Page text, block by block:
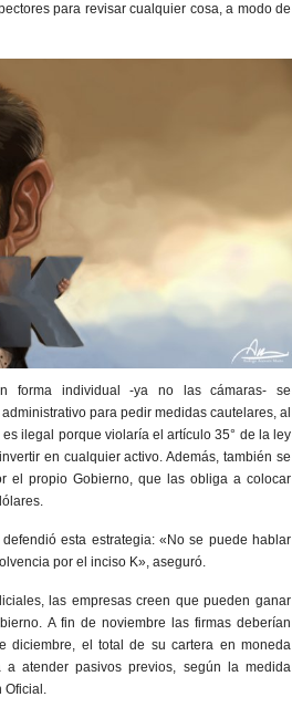
para revisar cualquier cosa, a modo de
forma individual -ya no las cámaras- se
para pedir medidas cautelares, al
ilegal porque violaría el artículo 35° de la ley
en cualquier activo. Además, también se
el propio Gobierno, que las obliga a colocar
esta estrategia: «No se puede hablar
por el inciso K», aseguró.
las empresas creen que pueden ganar
A fin de noviembre las firmas deberían
el total de su cartera en moneda
a atender pasivos previos, según la medida
Oficial.